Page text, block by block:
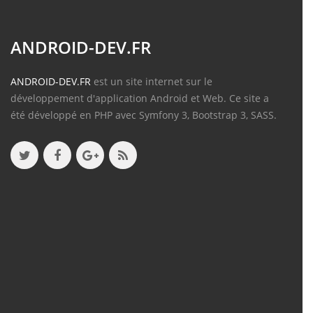
ANDROID-DEV.FR
ANDROID-DEV.FR est un site internet sur le
développement d'application Android et Web. Ce site a
été développé en PHP avec Symfony 3, Bootstrap 3, SASS.